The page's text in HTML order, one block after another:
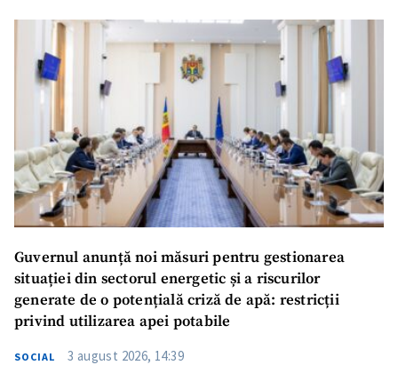
Guvernul anunță noi măsuri pentru gestionarea
situației din sectorul energetic și a riscurilor
generate de o potențială criză de apă: restricții
privind utilizarea apei potabile
SOCIAL 3 august 2026, 14:39